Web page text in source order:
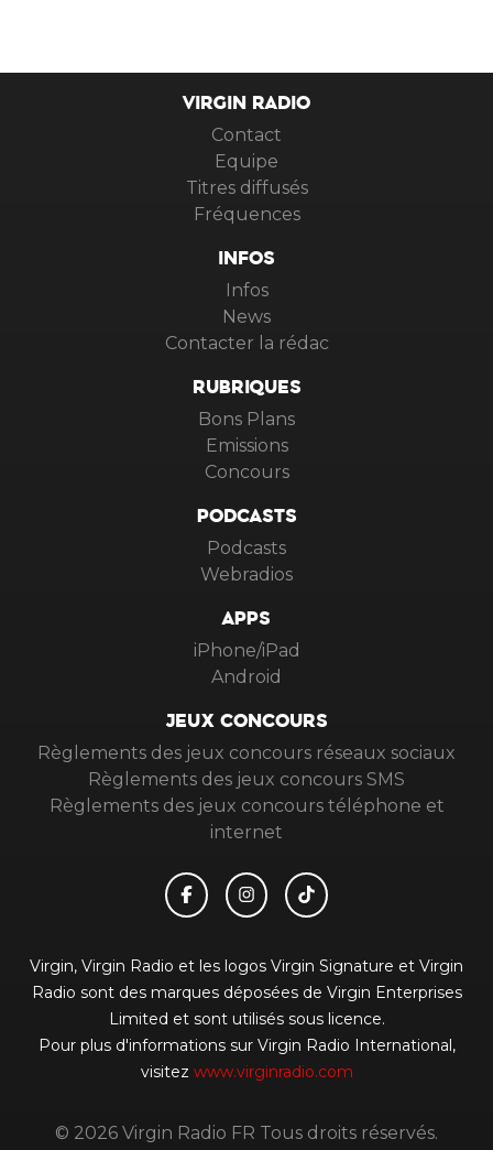
VIRGIN RADIO
Contact
Equipe
Titres diffusés
Fréquences
INFOS
Infos
News
Contacter la rédac
RUBRIQUES
Bons Plans
Emissions
Concours
PODCASTS
Podcasts
Webradios
APPS
iPhone/iPad
Android
JEUX CONCOURS
Règlements des jeux concours réseaux sociaux
Règlements des jeux concours SMS
Règlements des jeux concours téléphone et
internet
Virgin, Virgin Radio et les logos Virgin Signature et Virgin
Radio sont des marques déposées de Virgin Enterprises
Limited et sont utilisés sous licence.
Pour plus d'informations sur Virgin Radio International,
visitez www.virginradio.com
© 2026 Virgin Radio FR Tous droits réservés.